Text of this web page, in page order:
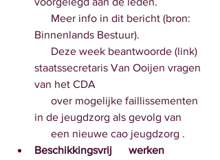
Binnenlands Bestuur).
staatssecretaris Van Ooijen vragen
van het CDA
in de jeugdzorg als gevolg van
      een nieuwe cao jeugdzorg .
Beschikkingsvrij      werken